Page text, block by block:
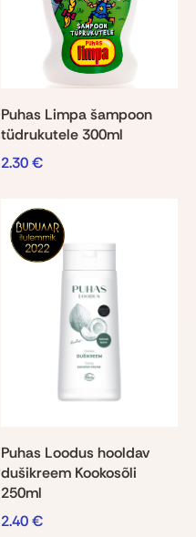
Puhas Limpa šampoon
tüdrukutele 300ml
2.30€
Puhas Loodus hooldav
dušikreem Kookosõli
250ml
2.40€